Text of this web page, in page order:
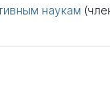
наукам